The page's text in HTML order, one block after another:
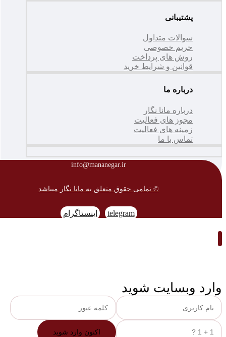
پشتیبانی
سوالات متداول
حریم خصوصی
روش های پرداخت
قوانین و شرایط خرید
درباره ما
درباره مانا نگار
مجوز های فعالیت
زمینه های فعالیت
تماس با ما
info@mananegar.ir
© تمامی حقوق متعلق به مانا نگار میباشد
telegram اینستاگرام
وارد وبسایت شوید